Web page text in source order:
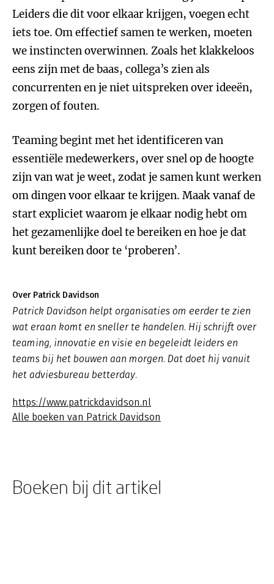
Leiders die dit voor elkaar krijgen, voegen echt
iets toe. Om effectief samen te werken, moeten
we instincten overwinnen. Zoals het klakkeloos
eens zijn met de baas, collega’s zien als
concurrenten en je niet uitspreken over ideeën,
zorgen of fouten.
Teaming begint met het identificeren van
essentiële medewerkers, over snel op de hoogte
zijn van wat je weet, zodat je samen kunt werken
om dingen voor elkaar te krijgen. Maak vanaf de
start expliciet waarom je elkaar nodig hebt om
het gezamenlijke doel te bereiken en hoe je dat
kunt bereiken door te ‘proberen’.
Over Patrick Davidson
Patrick Davidson helpt organisaties om eerder te zien
wat eraan komt en sneller te handelen. Hij schrijft over
teaming, innovatie en visie en begeleidt leiders en
teams bij het bouwen aan morgen. Dat doet hij vanuit
het adviesbureau betterday.
https://www.patrickdavidson.nl
Alle boeken van Patrick Davidson
Boeken bij dit artikel